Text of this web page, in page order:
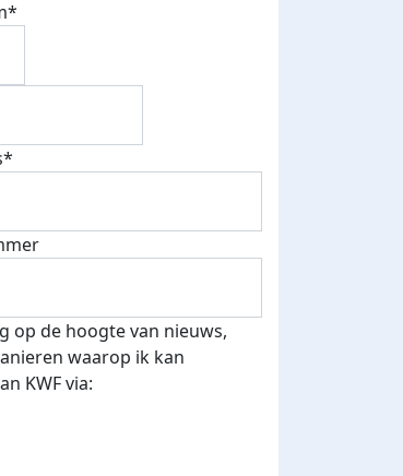
mails verstuurd
t-shirt
op de hoogte van nieuws,
waarop ik kan
KWF via: